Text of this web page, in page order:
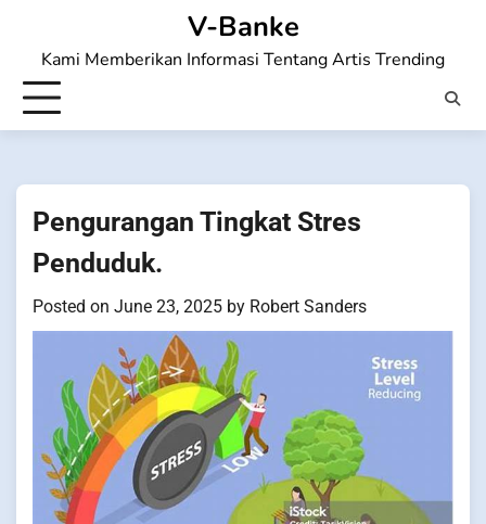
content
V-Banke
Kami Memberikan Informasi Tentang Artis Trending
Pengurangan Tingkat Stres
Penduduk.
Posted on June 23, 2025 by Robert Sanders